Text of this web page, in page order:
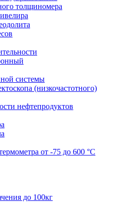
толщиномера
системы
(низкочастотного)
нефтепродуктов
от -75 до 600 °С
до 100кг